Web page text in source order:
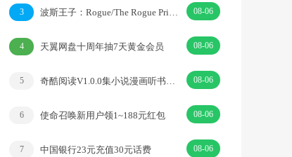
3 波斯王子：Rogue/The Rogue Prince of Persia 08-06
4 天翼网盘十周年抽7天黄金会员 08-06
5 奇酷阅读V1.0.0集小说漫画听书三合一内置源 08-06
6 使命召唤新用户领1~188元红包 08-06
7 中国银行23元充值30元话费 08-06